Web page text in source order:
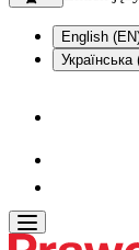
English
Українська